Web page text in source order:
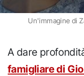
Un'immagine di
A dare
famigliare di